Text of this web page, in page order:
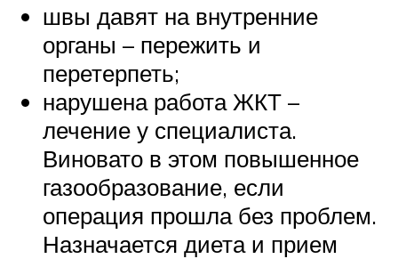
швы давят на внутренние
органы – пережить и
перетерпеть;
нарушена работа ЖКТ –
лечение у специалиста.
Виновато в этом повышенное
газообразование, если
операция прошла без проблем.
Назначается диета и прием